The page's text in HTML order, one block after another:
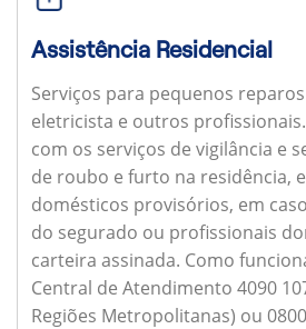
Assistência Residencial
Serviços para pequenos
eletricista e outros
com os serviços de vigilância e
de roubo e furto na residência,
domésticos provisórios, em
do segurado ou profissionais
carteira assinada. Como
Central de Atendimento 4090
Regiões Metropolitanas) ou